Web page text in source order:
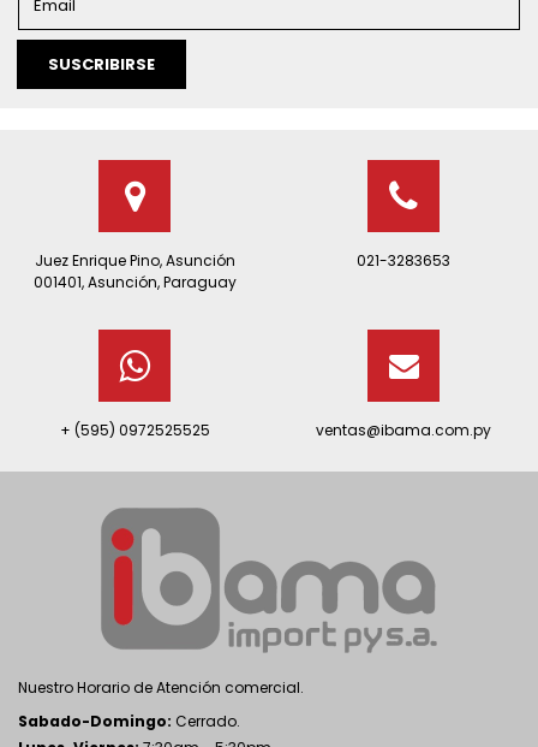
SUSCRIBIRSE
Juez Enrique Pino, Asunción
001401, Asunción, Paraguay
021-3283653
+ (595) 0972525525 ventas@ibama.com.py
Nuestro Horario de Atención comercial.
Sabado-Domingo: Cerrado.